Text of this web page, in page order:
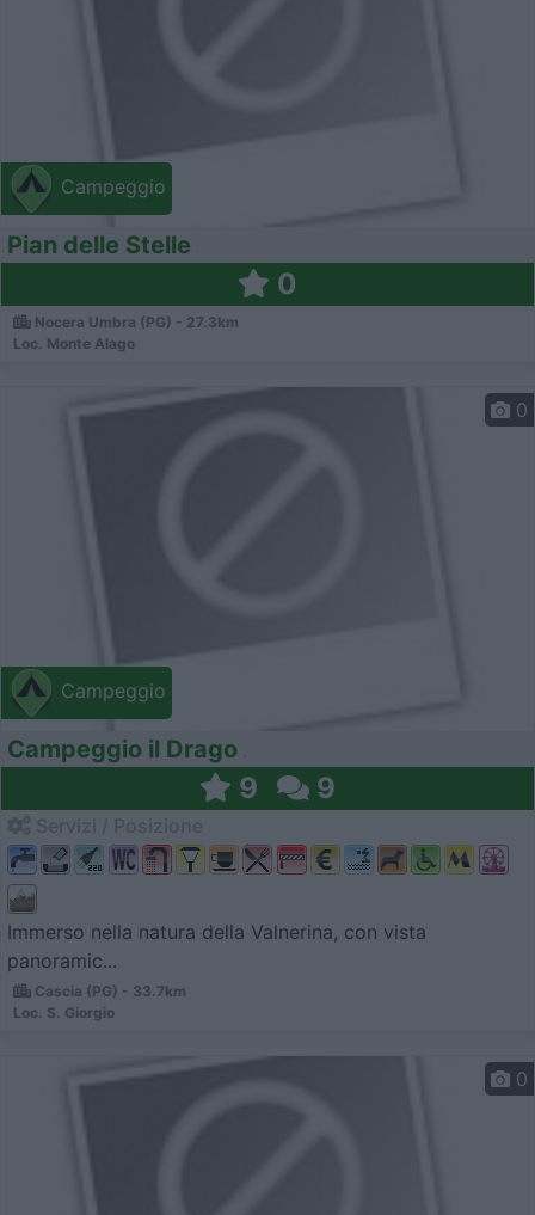
Campeggio
Pian delle Stelle
0
Nocera Umbra (PG) - 27.3km
Loc. Monte Alago
Campeggio
0
Campeggio il Drago
9 9
Immerso nella natura della Valnerina, con vista
panoramic...
Cascia (PG) - 33.7km
Loc. S. Giorgio
0